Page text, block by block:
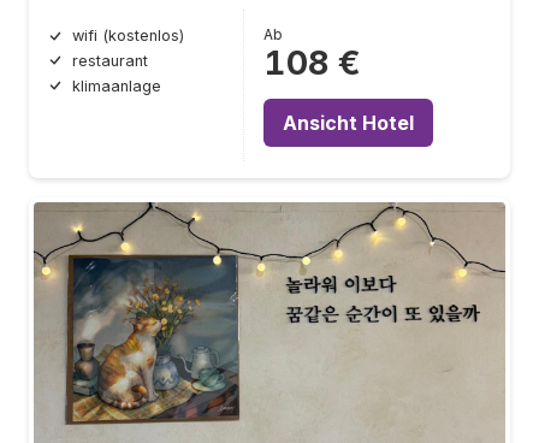
wifi (kostenlos)
restaurant
klimaanlage
Ab
108 €
Ansicht Hotel